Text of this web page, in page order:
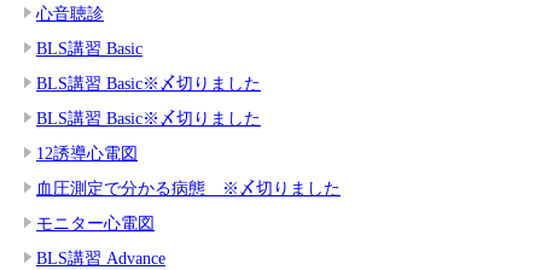
心音聴診
BLS講習 Basic
BLS講習 Basic※〆切りました
BLS講習 Basic※〆切りました
12誘導心電図
血圧測定で分かる病態 ※〆切りました
モニター心電図
BLS講習 Advance